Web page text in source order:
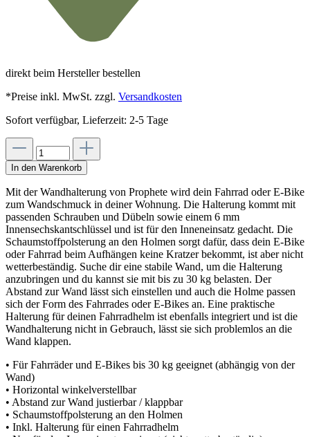
direkt beim Hersteller bestellen
*Preise inkl. MwSt. zzgl. Versandkosten
Sofort verfügbar, Lieferzeit: 2-5 Tage
In den Warenkorb
Mit der Wandhalterung von Prophete wird dein Fahrrad oder E-Bike
zum Wandschmuck in deiner Wohnung. Die Halterung kommt mit
passenden Schrauben und Dübeln sowie einem 6 mm
Innensechskantschlüssel und ist für den Inneneinsatz gedacht. Die
Schaumstoffpolsterung an den Holmen sorgt dafür, dass dein E-Bike
oder Fahrrad beim Aufhängen keine Kratzer bekommt, ist aber nicht
wetterbeständig. Suche dir eine stabile Wand, um die Halterung
anzubringen und du kannst sie mit bis zu 30 kg belasten. Der
Abstand zur Wand lässt sich einstellen und auch die Holme passen
sich der Form des Fahrrades oder E-Bikes an. Eine praktische
Halterung für deinen Fahrradhelm ist ebenfalls integriert und ist die
Wandhalterung nicht in Gebrauch, lässt sie sich problemlos an die
Wand klappen.
• Für Fahrräder und E-Bikes bis 30 kg geeignet (abhängig von der
Wand)
• Horizontal winkelverstellbar
• Abstand zur Wand justierbar / klappbar
• Schaumstoffpolsterung an den Holmen
• Inkl. Halterung für einen Fahrradhelm